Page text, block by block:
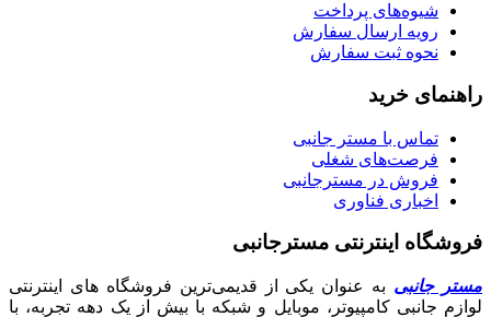
شیوه‌های پرداخت
رویه ارسال سفارش
نحوه ثبت سفارش
راهنمای خرید
تماس با مستر جانبی
فرصت‌های شغلی
فروش در مسترجانبی
اخباری فناوری
فروشگاه اینترنتی مسترجانبی
مستر جانبی به عنوان یکی از قدیمی‌ترین فروشگاه های اینترنتی
لوازم جانبی کامپیوتر، موبایل و شبکه با بیش از یک دهه تجربه، با